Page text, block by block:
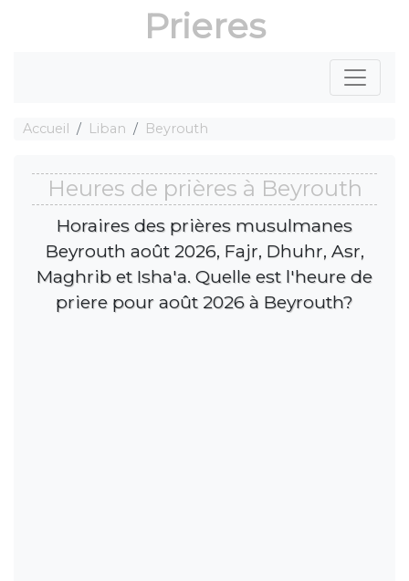
Prieres
Accueil Liban Beyrouth
Heures de prières à Beyrouth
Horaires des prières musulmanes
Beyrouth août 2026, Fajr, Dhuhr, Asr,
Maghrib et Isha'a. Quelle est l'heure de
priere pour août 2026 à Beyrouth?